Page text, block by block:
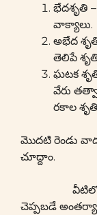
భేదశృతి
వాక్యాలు.
అభేద
తెలిపే
ఘటక
వేరు
రకాల
మొదటి రెండు
చూద్దాం.
వీటిలో
చెప్పబడే